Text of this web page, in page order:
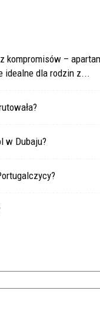
kompromisów –
idealne dla rodzin z...
w Dubaju?